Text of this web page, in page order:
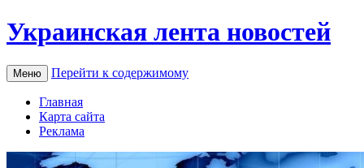
Украинская лента новостей
Меню Перейти к содержимому
Главная
Карта сайта
Реклама